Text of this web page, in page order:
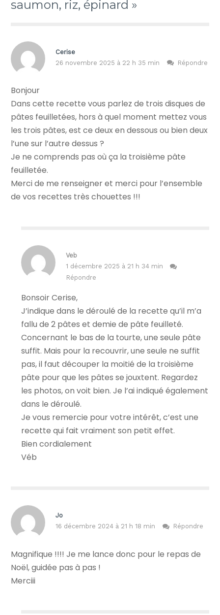
saumon, riz, épinard »
Cerise
26 novembre 2025 à 22 h 35 min
Répondre
Bonjour
Dans cette recette vous parlez de trois disques de
pâtes feuilletées, hors à quel moment mettez vous
les trois pâtes, est ce deux en dessous ou bien deux
l’une sur l’autre dessus ?
Je ne comprends pas où ça la troisième pâte
feuilletée.
Merci de me renseigner et merci pour l’ensemble
de vos recettes très chouettes !!!
Veb
1 décembre 2025 à 21 h 34 min
Répondre
Bonsoir Cerise,
J’indique dans le déroulé de la recette qu’il m’a
fallu de 2 pâtes et demie de pâte feuilleté.
Concernant le bas de la tourte, une seule pâte
suffit. Mais pour la recouvrir, une seule ne suffit
pas, il faut découper la moitié de la troisième
pâte pour que les pâtes se jouxtent. Regardez
les photos, on voit bien. Je l’ai indiqué également
dans le déroulé.
Je vous remercie pour votre intérêt, c’est une
recette qui fait vraiment son petit effet.
Bien cordialement
Véb
Jo
16 décembre 2024 à 21 h 18 min
Répondre
Magnifique !!!! Je me lance donc pour le repas de
Noël, guidée pas à pas !
Merciii